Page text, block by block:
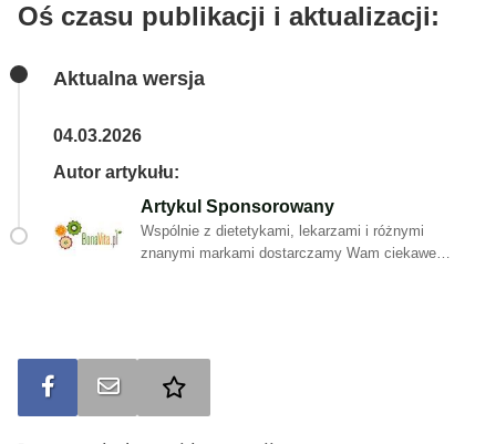
Oś czasu publikacji i aktualizacji:
Aktualna wersja
04.03.2026
Autor artykułu:
Artykul Sponsorowany
Wspólnie z dietetykami, lekarzami i różnymi
znanymi markami dostarczamy Wam ciekawe
Udostępnij na FBWyślij na e-mail